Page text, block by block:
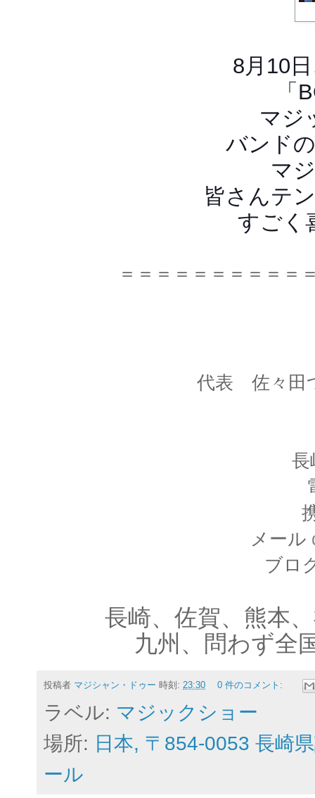
8月10
「
マジ
バンド
マ
皆さんテ
すごく
＝＝＝＝＝＝＝＝＝＝
代表 佐々田
長
メール
ブロ
長崎、佐賀、熊本
九州、問わず全
投稿者 マジシャン・ドゥー 時刻: 23:30 0 件のコメント:
ラベル: マジックショー
場所: 日本, 〒854-0053 長崎
ール